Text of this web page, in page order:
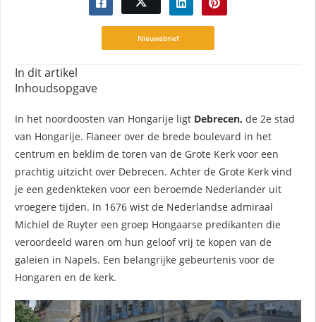
Nieuwsbrief
In dit artikel
Inhoudsopgave
In het noordoosten van Hongarije ligt Debrecen, de 2e stad
van Hongarije. Flaneer over de brede boulevard in het
centrum en beklim de toren van de Grote Kerk voor een
prachtig uitzicht over Debrecen. Achter de Grote Kerk vind
je een gedenkteken voor een beroemde Nederlander uit
vroegere tijden. In 1676 wist de Nederlandse admiraal
Michiel de Ruyter een groep Hongaarse predikanten die
veroordeeld waren om hun geloof vrij te kopen van de
galeien in Napels. Een belangrijke gebeurtenis voor de
Hongaren en de kerk.